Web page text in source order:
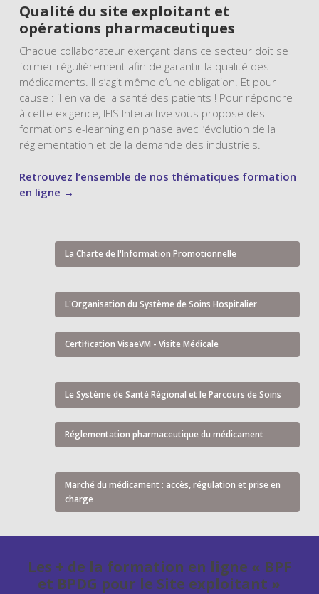
Qualité du site exploitant et
opérations pharmaceutiques
Chaque collaborateur exerçant dans ce secteur doit se
former régulièrement afin de garantir la qualité des
médicaments. Il s’agit même d’une obligation. Et pour
cause : il en va de la santé des patients ! Pour répondre
à cette exigence, IFIS Interactive vous propose des
formations e-learning en phase avec l’évolution de la
réglementation et de la demande des industriels.
Retrouvez l’ensemble de nos thématiques formation
en ligne →
La Charte de l'Information Promotionnelle
L'Organisation du Système de Soins Hospitalier
Certification VisaeVM - Visite Médicale
Le Système de Santé Régional et le Parcours de Soins
Réglementation pharmaceutique du médicament
Marché du médicament : accès, régulation et prise en
charge
Les + de la formation en ligne « BPF
et BPDG pour le Site exploitant »